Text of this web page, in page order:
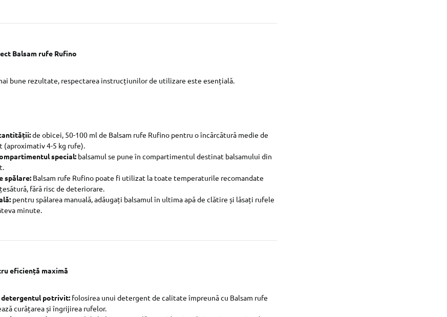
Balsam rufe Rufino
bune rezultate, respectarea instrucțiunilor de utilizare este esențială.
de obicei, 50-100 ml de Balsam rufe Rufino pentru o încărcătură medie de
(aproximativ 4-5 kg rufe).
special: balsamul se pune în compartimentul destinat balsamului din
spălare: Balsam rufe Rufino poate fi utilizat la toate temperaturile recomandate
fără risc de deteriorare.
pentru spălarea manuală, adăugați balsamul în ultima apă de clătire și lăsați rufele
minute.
eficiență maximă
detergentul potrivit: folosirea unui detergent de calitate împreună cu Balsam rufe
curățarea și îngrijirea rufelor.